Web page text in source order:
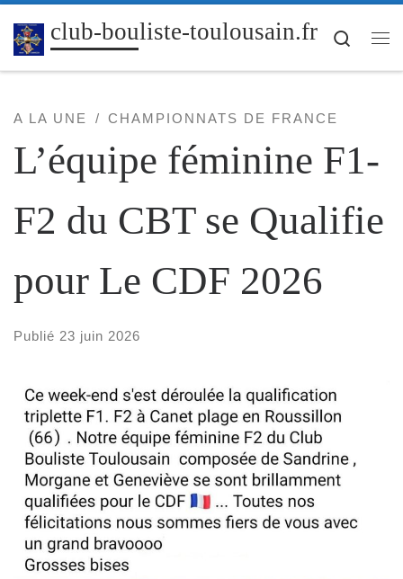
Passer au contenu
club-bouliste-toulousain.fr
Search
A LA UNE CHAMPIONNATS DE FRANCE
L’équipe féminine F1-
F2 du CBT se Qualifie
pour Le CDF 2026
Publié 23 juin 2026